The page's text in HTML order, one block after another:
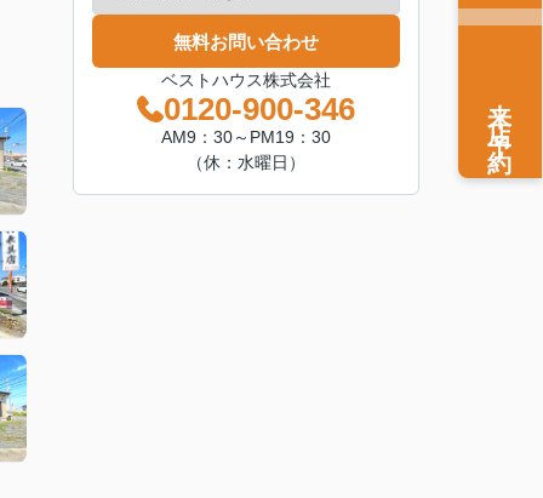
無料お問い合わせ
ベストハウス株式会社
0120-900-346
AM9：30～PM19：30
（休：水曜日）
来店予約